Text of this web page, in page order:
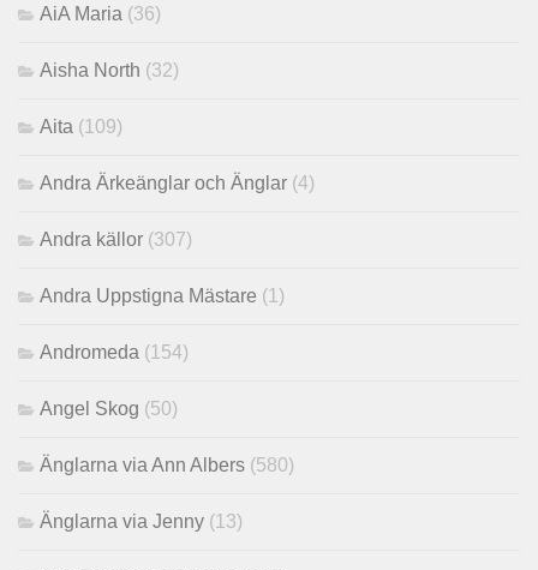
AiA Maria (36)
Aisha North (32)
Aita (109)
Andra Ärkeänglar och Änglar (4)
Andra källor (307)
Andra Uppstigna Mästare (1)
Andromeda (154)
Angel Skog (50)
Änglarna via Ann Albers (580)
Änglarna via Jenny (13)